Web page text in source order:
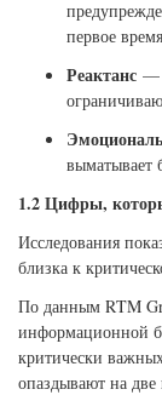
первое
Реактанс —
выматывает
1.2 Цифры,
Исследования
близка к
По данным RTM
информационной
критически
опаздывают на